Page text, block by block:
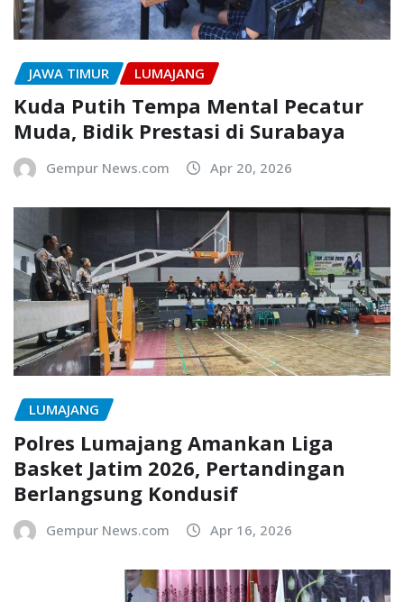
JAWA TIMUR LUMAJANG
Kuda Putih Tempa Mental Pecatur
Muda, Bidik Prestasi di Surabaya
Gempur News.com Apr 20, 2026
LUMAJANG
Polres Lumajang Amankan Liga
Basket Jatim 2026, Pertandingan
Berlangsung Kondusif
Gempur News.com Apr 16, 2026